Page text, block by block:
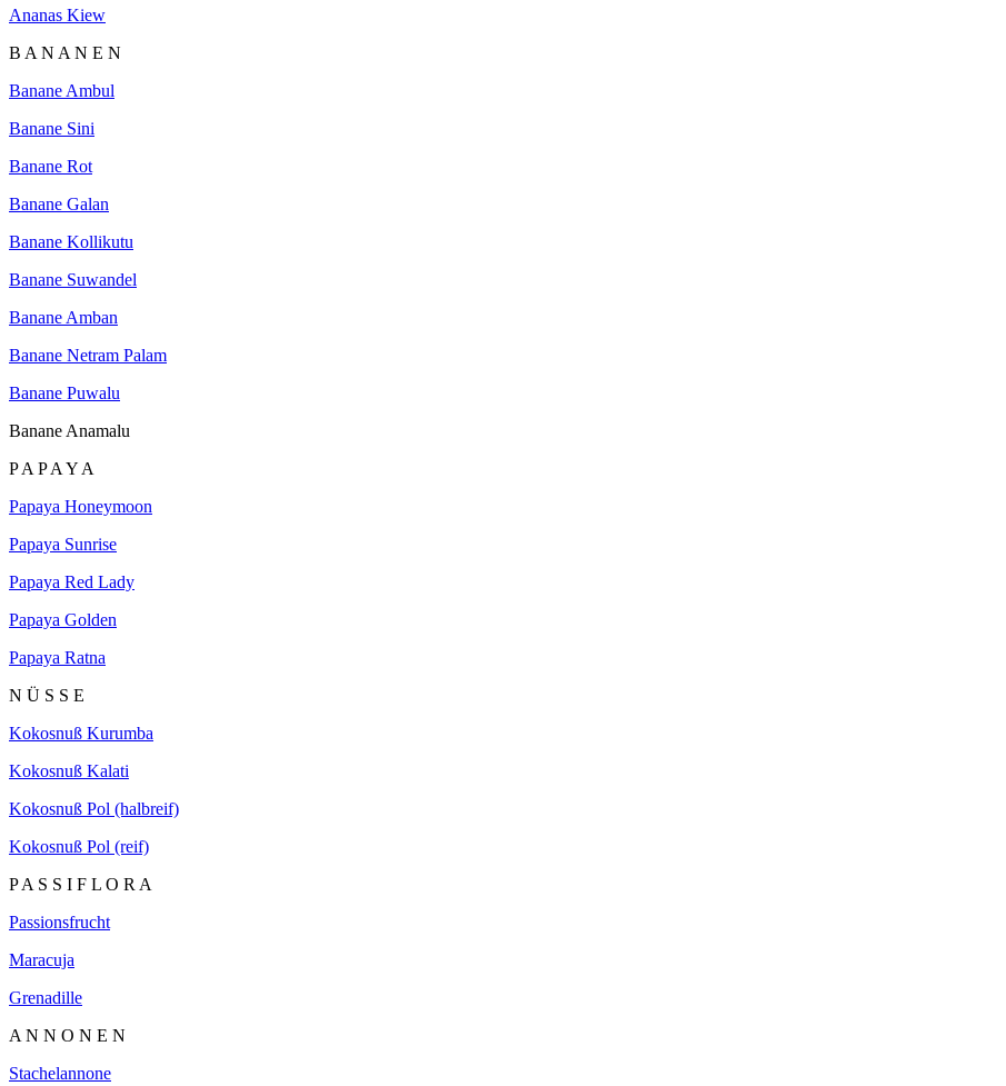
Ananas Kiew
B A N A N E N
Banane Ambul
Banane Sini
Banane Rot
Banane Galan
Banane Kollikutu
Banane Suwandel
Banane Amban
Banane Netram Palam
Banane Puwalu
Banane Anamalu
P A P A Y A
Papaya Honeymoon
Papaya Sunrise
Papaya Red Lady
Papaya Golden
Papaya Ratna
N Ü S S E
Kokosnuß Kurumba
Kokosnuß Kalati
Kokosnuß Pol (halbreif)
Kokosnuß Pol (reif)
P A S S I F L O R A
Passionsfrucht
Maracuja
Grenadille
A N N O N E N
Stachelannone